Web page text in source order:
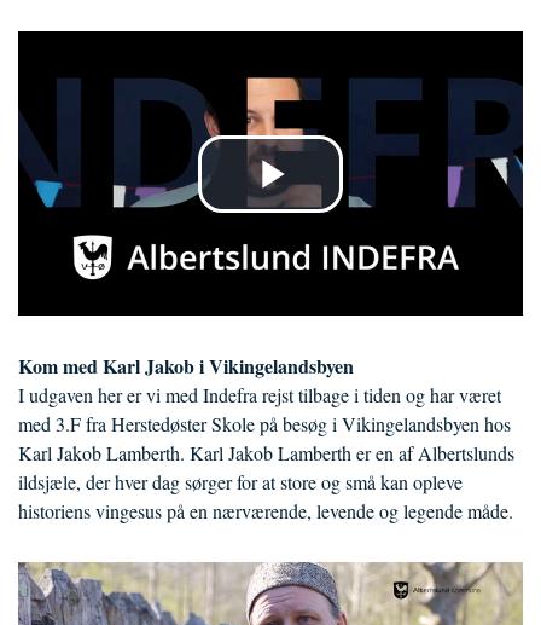
Kom med Karl Jakob i Vikingelandsbyen
I udgaven her er vi med Indefra rejst tilbage i tiden og har været
med 3.F fra Herstedøster Skole på besøg i Vikingelandsbyen hos
Karl Jakob Lamberth. Karl Jakob Lamberth er en af Albertslunds
ildsjæle, der hver dag sørger for at store og små kan opleve
historiens vingesus på en nærværende, levende og legende måde.